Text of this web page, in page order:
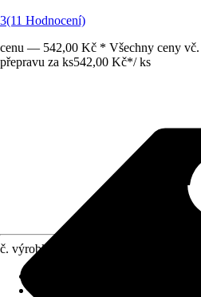
3(11 Hodnocení)
cenu — 542,00 Kč * Všechny ceny vč.
přepravu za ks542,00 Kč*/ ks
č. výrobku